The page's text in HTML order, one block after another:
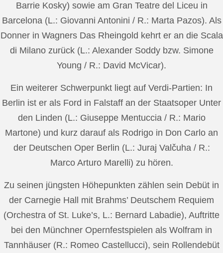
Barrie Kosky) sowie am Gran Teatre del Liceu in
Barcelona (L.: Giovanni Antonini / R.: Marta Pazos). Als
Donner in Wagners Das Rheingold kehrt er an die Scala
di Milano zurück (L.: Alexander Soddy bzw. Simone
Young / R.: David McVicar).
Ein weiterer Schwerpunkt liegt auf Verdi-Partien: In
Berlin ist er als Ford in Falstaff an der Staatsoper Unter
den Linden (L.: Giuseppe Mentuccia / R.: Mario
Martone) und kurz darauf als Rodrigo in Don Carlo an
der Deutschen Oper Berlin (L.: Juraj Valčuha / R.:
Marco Arturo Marelli) zu hören.
Zu seinen jüngsten Höhepunkten zählen sein Debüt in
der Carnegie Hall mit Brahms’ Deutschem Requiem
(Orchestra of St. Luke’s, L.: Bernard Labadie), Auftritte
bei den Münchner Opernfestspielen als Wolfram in
Tannhäuser (R.: Romeo Castellucci), sein Rollendebüt